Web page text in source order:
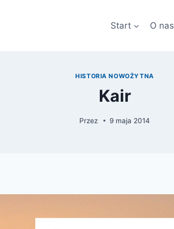
Start O nas
HISTORIA NOWOŻYTNA
Kair
Przez 9 maja 2014